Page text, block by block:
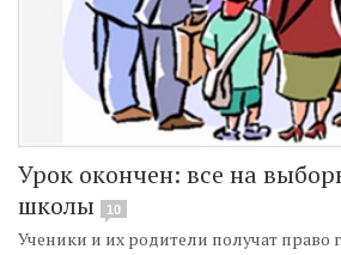
Урок окончен: все на
школы
10
Ученики и их родители получат право